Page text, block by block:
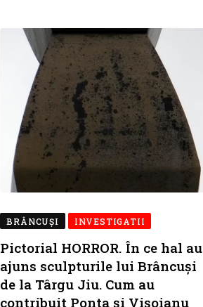
BRÂNCUŞI INVESTIGATII
Pictorial HORROR. În ce hal au
ajuns sculpturile lui Brâncuși
de la Târgu Jiu. Cum au
contribuit Ponta și Vișoianu